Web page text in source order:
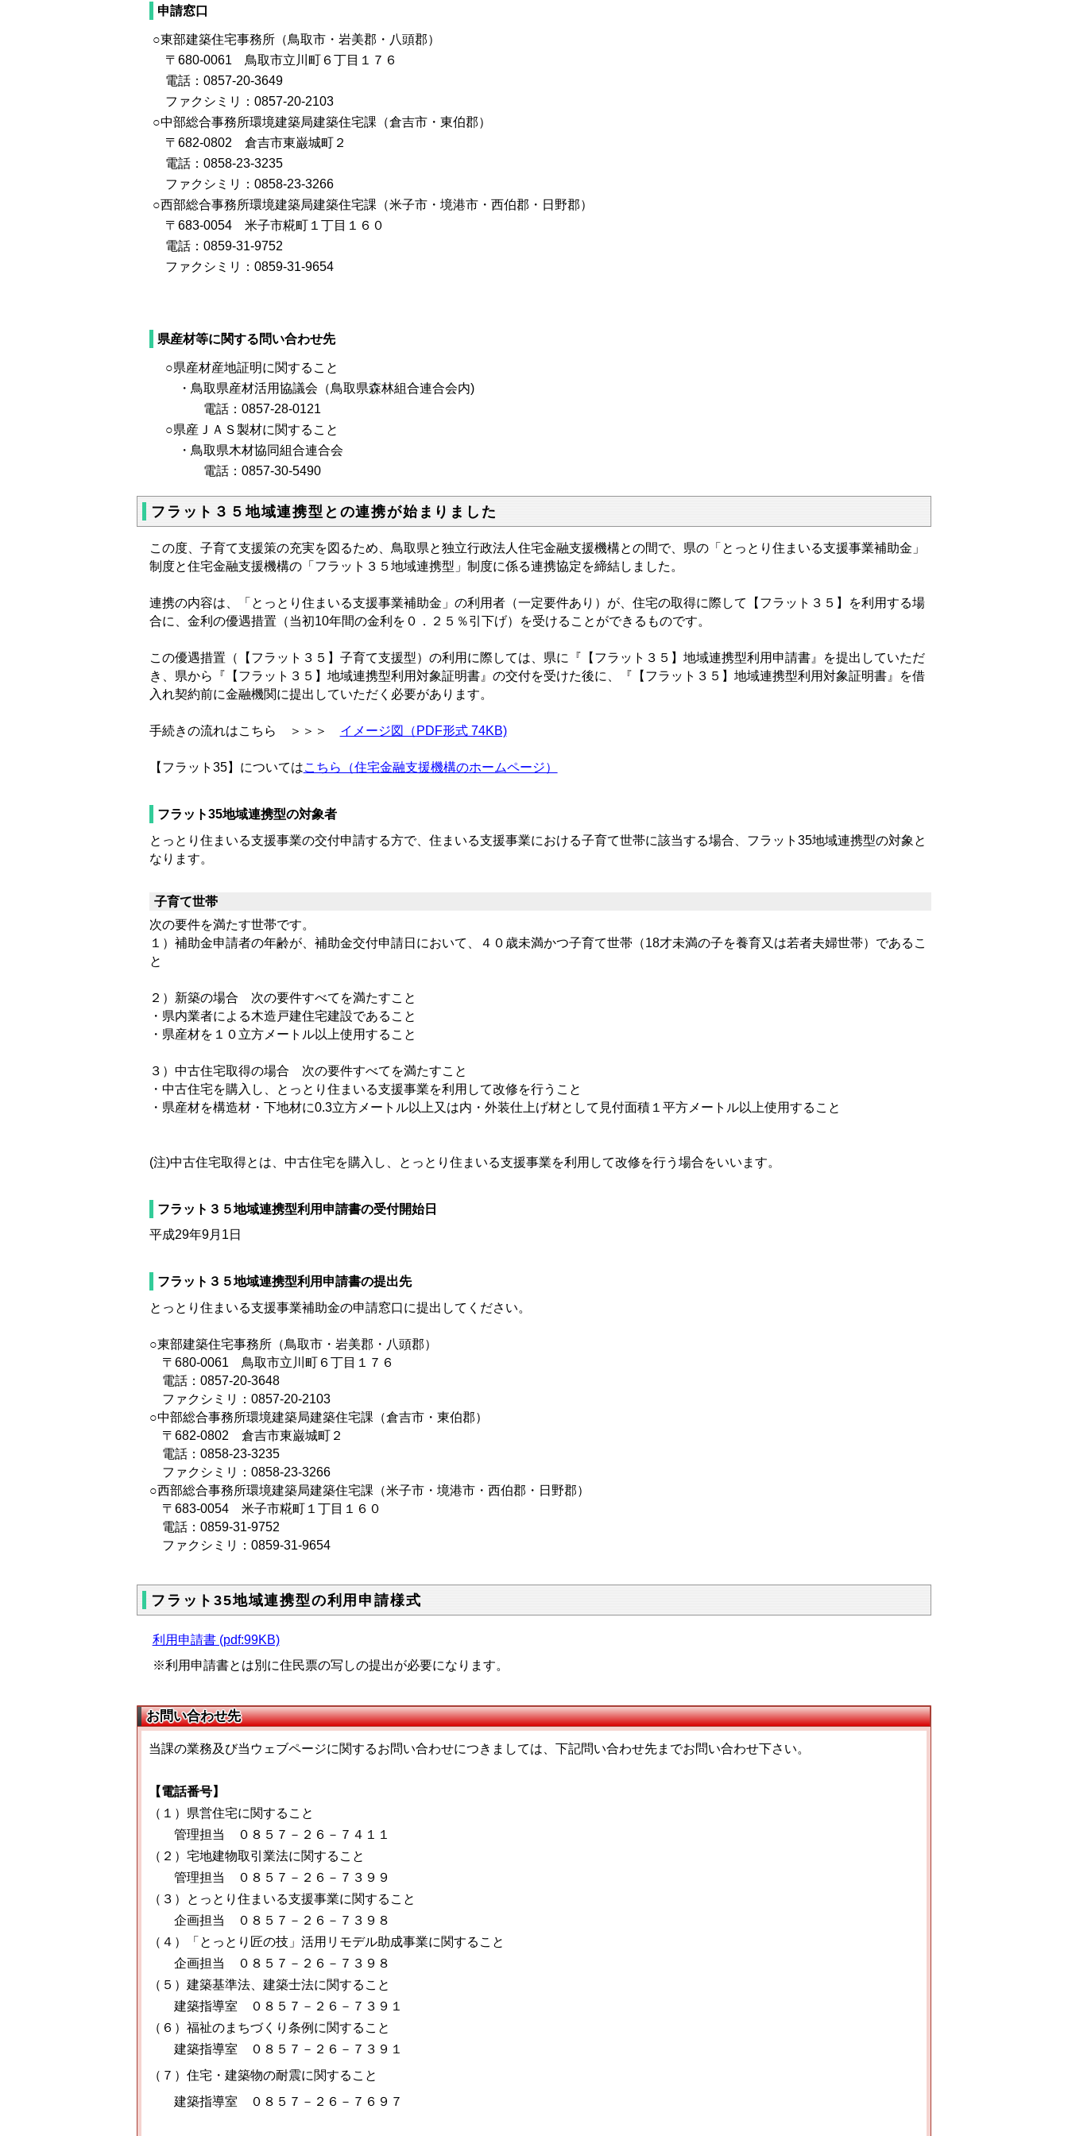
申請窓口
○東部建築住宅事務所（鳥取市・岩美郡・八頭郡）
〒680-0061 鳥取市立川町６丁目１７６
電話：0857-20-3649
ファクシミリ：0857-20-2103
○中部総合事務所環境建築局建築住宅課（倉吉市・東伯郡）
〒682-0802 倉吉市東巌城町２
電話：0858-23-3235
ファクシミリ：0858-23-3266
○西部総合事務所環境建築局建築住宅課（米子市・境港市・西伯郡・日野郡）
〒683-0054 米子市糀町１丁目１６０
電話：0859-31-9752
ファクシミリ：0859-31-9654
県産材等に関する問い合わせ先
○県産材産地証明に関すること
・鳥取県産材活用協議会（鳥取県森林組合連合会内)
電話：0857-28-0121
○県産ＪＡＳ製材に関すること
・鳥取県木材協同組合連合会
電話：0857-30-5490
フラット３５地域連携型との連携が始まりました
この度、子育て支援策の充実を図るため、鳥取県と独立行政法人住宅金融支援機構との間で、県の「とっとり住まいる支援事業補助金」
制度と住宅金融支援機構の「フラット３５地域連携型」制度に係る連携協定を締結しました。
連携の内容は、「とっとり住まいる支援事業補助金」の利用者（一定要件あり）が、住宅の取得に際して【フラット３５】を利用する場
合に、金利の優遇措置（当初10年間の金利を０．２５％引下げ）を受けることができるものです。
この優遇措置（【フラット３５】子育て支援型）の利用に際しては、県に『【フラット３５】地域連携型利用申請書』を提出していただ
き、県から『【フラット３５】地域連携型利用対象証明書』の交付を受けた後に、『【フラット３５】地域連携型利用対象証明書』を借
入れ契約前に金融機関に提出していただく必要があります。
手続きの流れはこちら ＞＞＞ イメージ図（PDF形式 74KB)
【フラット35】についてはこちら（住宅金融支援機構のホームページ）
フラット35地域連携型の対象者
とっとり住まいる支援事業の交付申請する方で、住まいる支援事業における子育て世帯に該当する場合、フラット35地域連携型の対象と
なります。
子育て世帯
次の要件を満たす世帯です。
１）補助金申請者の年齢が、補助金交付申請日において、４０歳未満かつ子育て世帯（18才未満の子を養育又は若者夫婦世帯）であるこ
と
２）新築の場合 次の要件すべてを満たすこと
・県内業者による木造戸建住宅建設であること
・県産材を１０立方メートル以上使用すること
３）中古住宅取得の場合 次の要件すべてを満たすこと
・中古住宅を購入し、とっとり住まいる支援事業を利用して改修を行うこと
・県産材を構造材・下地材に0.3立方メートル以上又は内・外装仕上げ材として見付面積１平方メートル以上使用すること
(注)中古住宅取得とは、中古住宅を購入し、とっとり住まいる支援事業を利用して改修を行う場合をいいます。
フラット３５地域連携型利用申請書の受付開始日
平成29年9月1日
フラット３５地域連携型利用申請書の提出先
とっとり住まいる支援事業補助金の申請窓口に提出してください。
○東部建築住宅事務所（鳥取市・岩美郡・八頭郡）
〒680-0061 鳥取市立川町６丁目１７６
電話：0857-20-3648
ファクシミリ：0857-20-2103
○中部総合事務所環境建築局建築住宅課（倉吉市・東伯郡）
〒682-0802 倉吉市東巌城町２
電話：0858-23-3235
ファクシミリ：0858-23-3266
○西部総合事務所環境建築局建築住宅課（米子市・境港市・西伯郡・日野郡）
〒683-0054 米子市糀町１丁目１６０
電話：0859-31-9752
ファクシミリ：0859-31-9654
フラット35地域連携型の利用申請様式
利用申請書 (pdf:99KB)
※利用申請書とは別に住民票の写しの提出が必要になります。
お問い合わせ先
当課の業務及び当ウェブページに関するお問い合わせにつきましては、下記問い合わせ先までお問い合わせ下さい。
【電話番号】
（１）県営住宅に関すること
管理担当 ０８５７－２６－７４１１
（２）宅地建物取引業法に関すること
管理担当 ０８５７－２６－７３９９
（３）とっとり住まいる支援事業に関すること
企画担当 ０８５７－２６－７３９８
（４）「とっとり匠の技」活用リモデル助成事業に関すること
企画担当 ０８５７－２６－７３９８
（５）建築基準法、建築士法に関すること
建築指導室 ０８５７－２６－７３９１
（６）福祉のまちづくり条例に関すること
建築指導室 ０８５７－２６－７３９１
（７）住宅・建築物の耐震に関すること
建築指導室 ０８５７－２６－７６９７